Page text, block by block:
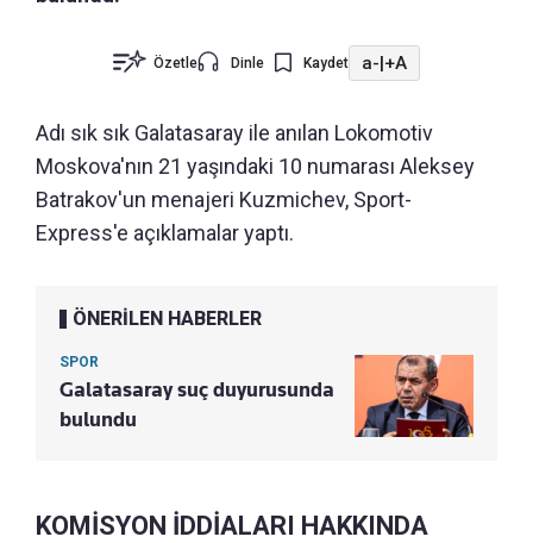
Özetle Dinle Kaydet a-|+A
Adı sık sık Galatasaray ile anılan Lokomotiv
Moskova'nın 21 yaşındaki 10 numarası Aleksey
Batrakov'un menajeri Kuzmichev, Sport-
Express'e açıklamalar yaptı.
ÖNERİLEN HABERLER
SPOR
Galatasaray suç duyurusunda
bulundu
KOMİSYON İDDİALARI HAKKINDA